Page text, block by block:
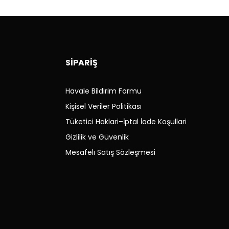
ücreti
tarafınıza
montaj veya kullanım izleri oluşmuş parçalar iade
olan ürünler iade alınmaz.
SİPARİŞ
Havale Bildirim Formu
Kişisel Veriler Politikası
Tüketici Haklari–İptal İade Koşullari
Gizlilik ve Güvenlik
Mesafelı Satış Sözleşmesi